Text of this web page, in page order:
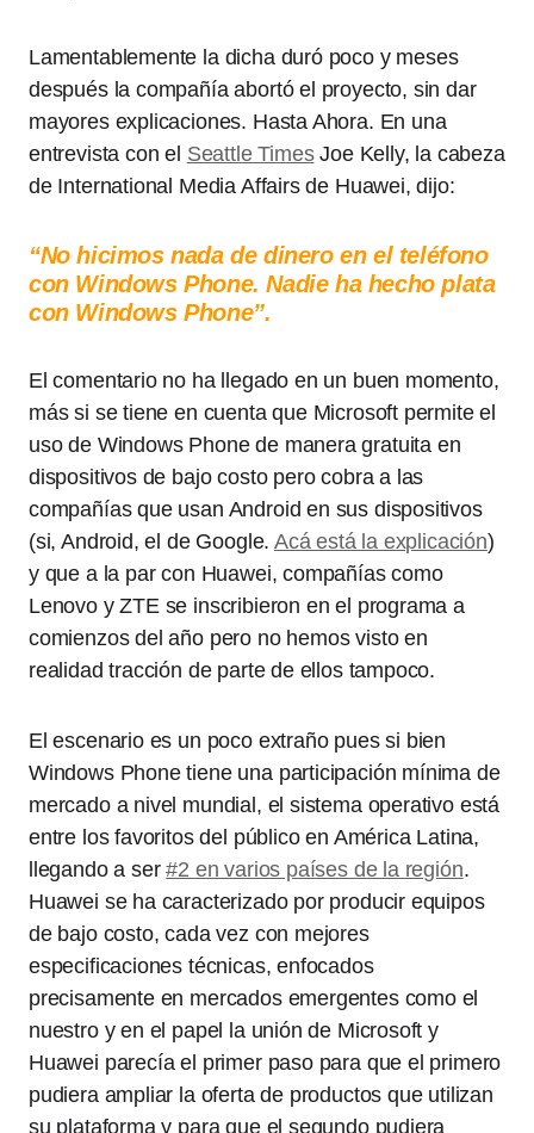
Lamentablemente la dicha duró poco y meses
después la compañía abortó el proyecto, sin dar
mayores explicaciones. Hasta Ahora. En una
entrevista con el Seattle TimesJoe Kelly, la cabeza
de International Media Affairs de Huawei, dijo:
“No hicimos nada de dinero en el teléfono
con Windows Phone. Nadie ha hecho plata
con Windows Phone”.
El comentario no ha llegado en un buen momento,
más si se tiene en cuenta que Microsoft permite el
uso de Windows Phone de manera gratuita en
dispositivos de bajo costo pero cobra a las
compañías que usan Android en sus dispositivos
(si, Android, el de Google. Acá está la explicación)
y que a la par con Huawei, compañías como
Lenovo y ZTE se inscribieron en el programa a
comienzos del año pero no hemos visto en
realidad tracción de parte de ellos tampoco.
El escenario es un poco extraño pues si bien
Windows Phone tiene una participación mínima de
mercado a nivel mundial, el sistema operativo está
entre los favoritos del público en América Latina,
llegando a ser#2 en varios países de la región.
Huawei se ha caracterizado por producir equipos
de bajo costo, cada vez con mejores
especificaciones técnicas, enfocados
precisamente en mercados emergentes como el
nuestro y en el papel la unión de Microsoft y
Huawei parecía el primer paso para que el primero
pudiera ampliar la oferta de productos que utilizan
su plataforma y para que el segundo pudiera